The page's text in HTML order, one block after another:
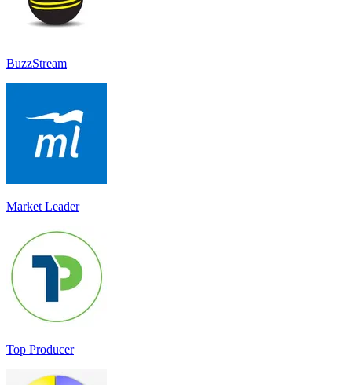
BuzzStream
Market Leader
Top Producer